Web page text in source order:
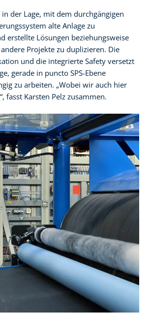
der Lage, mit dem durchgängigen
alte Anlage zu
erstellte Lösungen beziehungsweise
Projekte zu duplizieren. Die
und die integrierte Safety versetzt
gerade in puncto SPS-Ebene
zu arbeiten. „Wobei wir auch hier
fasst Karsten Pelz zusammen.